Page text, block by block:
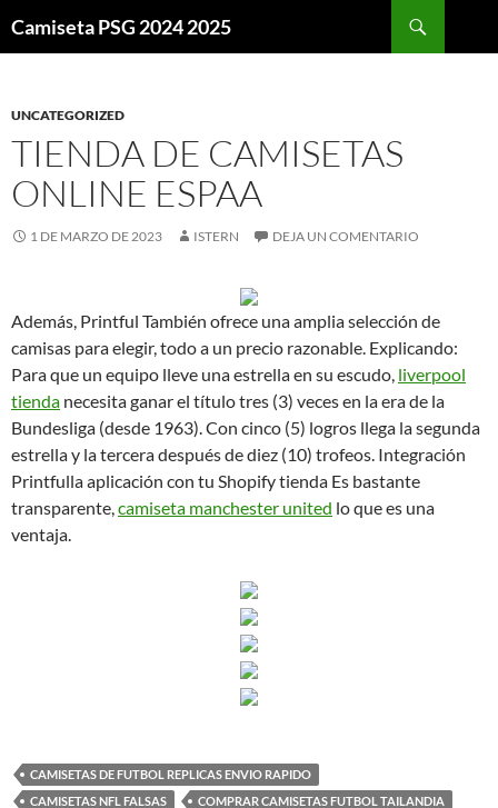
Camiseta PSG 2024 2025
UNCATEGORIZED
TIENDA DE CAMISETAS
ONLINE ESPAA
1 DE MARZO DE 2023 ISTERN DEJA UN COMENTARIO
Además, Printful También ofrece una amplia selección de
camisas para elegir, todo a un precio razonable. Explicando:
Para que un equipo lleve una estrella en su escudo, liverpool
tienda necesita ganar el título tres (3) veces en la era de la
Bundesliga (desde 1963). Con cinco (5) logros llega la segunda
estrella y la tercera después de diez (10) trofeos. Integración
Printfulla aplicación con tu Shopify tienda Es bastante
transparente,camiseta manchester united lo que es una
ventaja.
CAMISETAS DE FUTBOL REPLICAS ENVIO RAPIDO
CAMISETAS NFL FALSAS
COMPRAR CAMISETAS FUTBOL TAILANDIA